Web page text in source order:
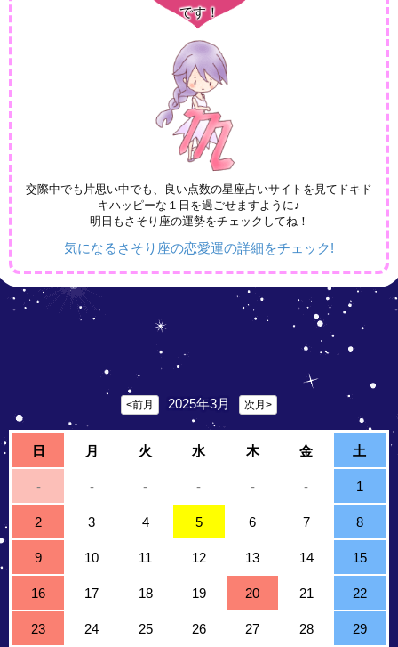
です！
交際中でも片思い中でも、良い点数の星座占いサイトを見てドキド
キハッピーな１日を過ごせますように♪
明日もさそり座の運勢をチェックしてね！
気になるさそり座の恋愛運の詳細をチェック!
<前月 2025年3月 次月>
日 月 火 水 木 金 土
- - - - - - 1
2 3 4 5 6 7 8
9 10 11 12 13 14 15
16 17 18 19 20 21 22
23 24 25 26 27 28 29